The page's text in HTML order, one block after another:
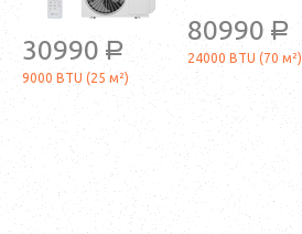
30990 a
9000 BTU (25 м²)
80990 a
24000 BTU (70 м²)